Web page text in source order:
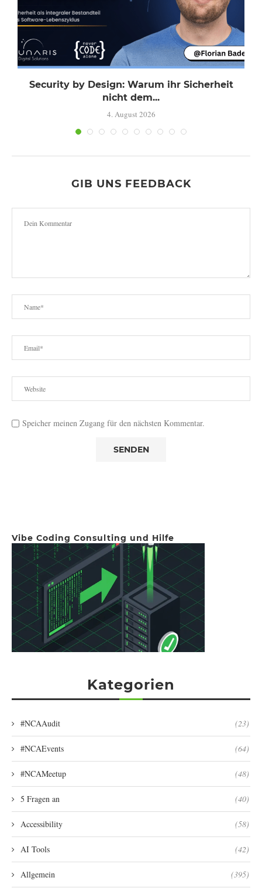
Security by Design: Warum ihr Sicherheit
nicht dem...
4. August 2026
GIB UNS FEEDBACK
Speicher meinen Zugang für den nächsten Kommentar.
Vibe Coding Consulting und Hilfe
Kategorien
#NCAAudit (23)
#NCAEvents (64)
#NCAMeetup (48)
5 Fragen an (40)
Accessibility (58)
AI Tools (42)
Allgemein (395)